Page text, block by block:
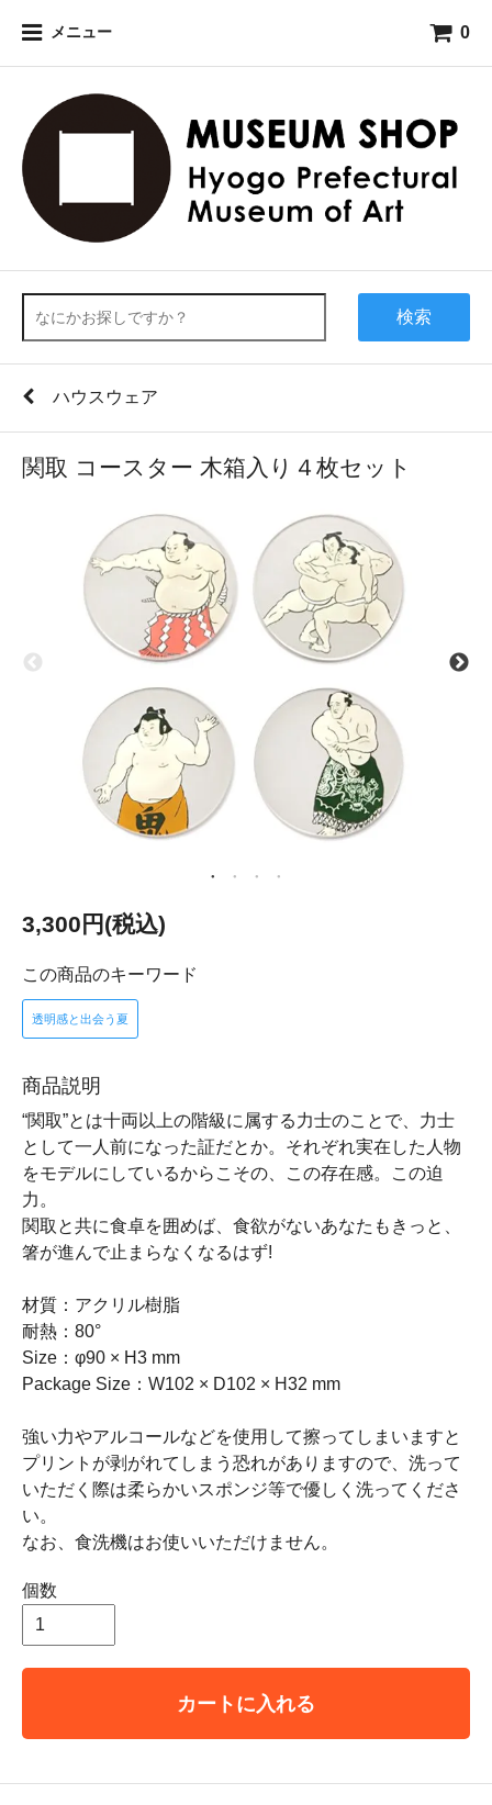
メニュー 0
検索
ハウスウェア
関取 コースター 木箱入り４枚セット
3,300円(税込)
この商品のキーワード
透明感と出会う夏
商品説明
“関取”とは十両以上の階級に属する力士のことで、力士
として一人前になった証だとか。それぞれ実在した人物
をモデルにしているからこその、この存在感。この迫
力。
関取と共に⾷卓を囲めば、⾷欲がないあなたもきっと、
箸が進んで⽌まらなくなるはず!
材質：アクリル樹脂
耐熱：80°
Size：φ90 × H3 mm
Package Size：W102 × D102 × H32 mm
強い力やアルコールなどを使用して擦ってしまいますと
プリントが剥がれてしまう恐れがありますので、洗って
いただく際は柔らかいスポンジ等で優しく洗ってくださ
い。
なお、食洗機はお使いいただけません。
個数
カートに入れる